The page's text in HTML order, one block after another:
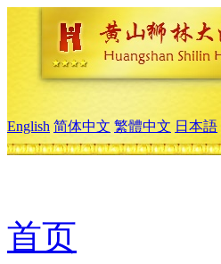
English 简体中文 繁體中文 日本語
首页